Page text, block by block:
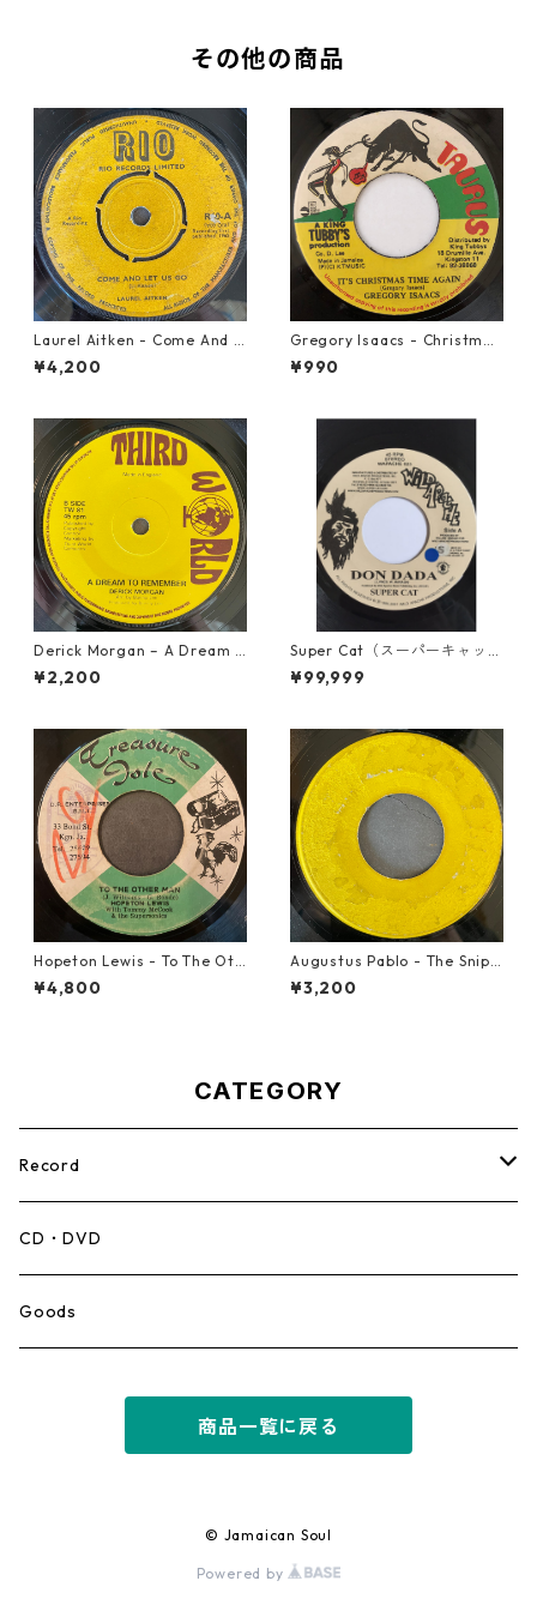
その他の商品
Laurel Aitken - Come And L
et Us Go【7-21779】
¥4,200
Gregory Isaacs - Christmas
Time Once Again【7-2058
9】
¥990
Derick Morgan – A Dream T
o Remember【7-21824】
¥2,200
Super Cat（スーパーキャッ
ト） - Don Dada【7inch】
¥99,999
Hopeton Lewis - To The Oth
er Man【7-22023】
¥4,800
Augustus Pablo - The Snipe
r【7-21945】
¥3,200
CATEGORY
Record
Mento,Calypso,Ballad
Ska
CD・DVD
Goods
商品一覧に戻る
© Jamaican Soul
Powered by